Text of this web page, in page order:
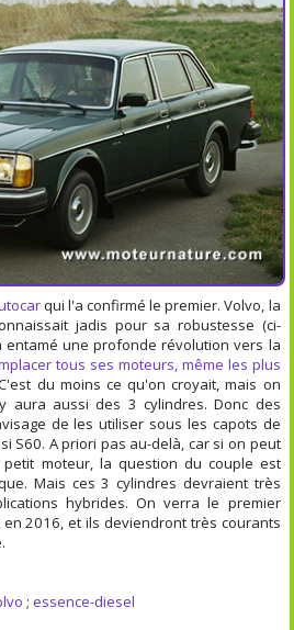
qui l'a confirmé le premier. Volvo, la
jadis pour sa robustesse (ci-
entamé une profonde révolution vers la
tous ses moteurs, même les plus
du moins ce qu'on croyait, mais on
aura aussi des 3 cylindres. Donc des
de les utiliser sous les capots de
S60. A priori pas au-delà, car si on peut
moteur, la question du couple est
Mais ces 3 cylindres devraient très
hybrides. On verra le premier
2016, et ils deviendront très courants
;essence-diesel